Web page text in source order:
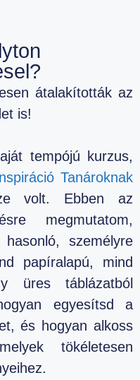
átalakították az
is!
tempójú kurzus,
Tanároknak
volt. Ebben az
megmutatom,
személyre
papíralapú, mind
üres táblázatból
egyesítsd a
és hogyan alkoss
tökéletesen